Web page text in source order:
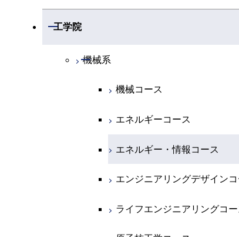
物理学系
物理学コース
物質・情報卓越コース
化学コース
エネルギーコース
エネルギー・情報コース
地球惑星科学系
地球惑星科学コース
地球生命コース
工学院
開閉
機械系
開閉
機械コース
エネルギーコース
エネルギー・情報コース
エンジニアリングデザインコ
ライフエンジニアリングコー